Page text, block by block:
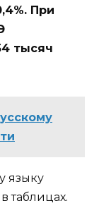
При
тысяч
языку
таблицах.